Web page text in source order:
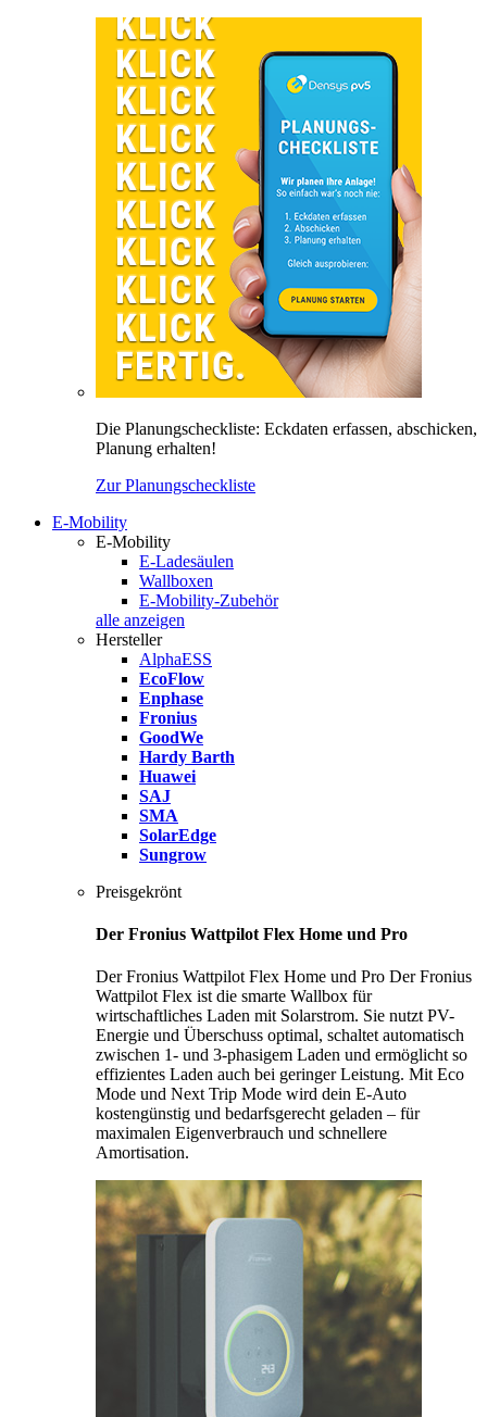
Die Planungscheckliste: Eckdaten erfassen, abschicken,
Planung erhalten!
Zur Planungscheckliste
E-Mobility
E-Mobility
E-Ladesäulen
Wallboxen
E-Mobility-Zubehör
alle anzeigen
Hersteller
AlphaESS
EcoFlow
Enphase
Fronius
GoodWe
Hardy Barth
Huawei
SAJ
SMA
SolarEdge
Sungrow
Preisgekrönt
Der Fronius Wattpilot Flex Home und Pro
Der Fronius Wattpilot Flex Home und Pro Der Fronius
Wattpilot Flex ist die smarte Wallbox für
wirtschaftliches Laden mit Solarstrom. Sie nutzt PV-
Energie und Überschuss optimal, schaltet automatisch
zwischen 1- und 3-phasigem Laden und ermöglicht so
effizientes Laden auch bei geringer Leistung. Mit Eco
Mode und Next Trip Mode wird dein E-Auto
kostengünstig und bedarfsgerecht geladen – für
maximalen Eigenverbrauch und schnellere
Amortisation.